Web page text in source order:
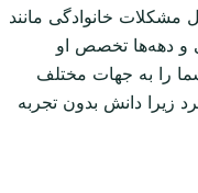
مشکلات خانوادگی مانند
و دهه‌ها تخصص او
را به جهات مختلف
زیرا دانش بدون تجربه